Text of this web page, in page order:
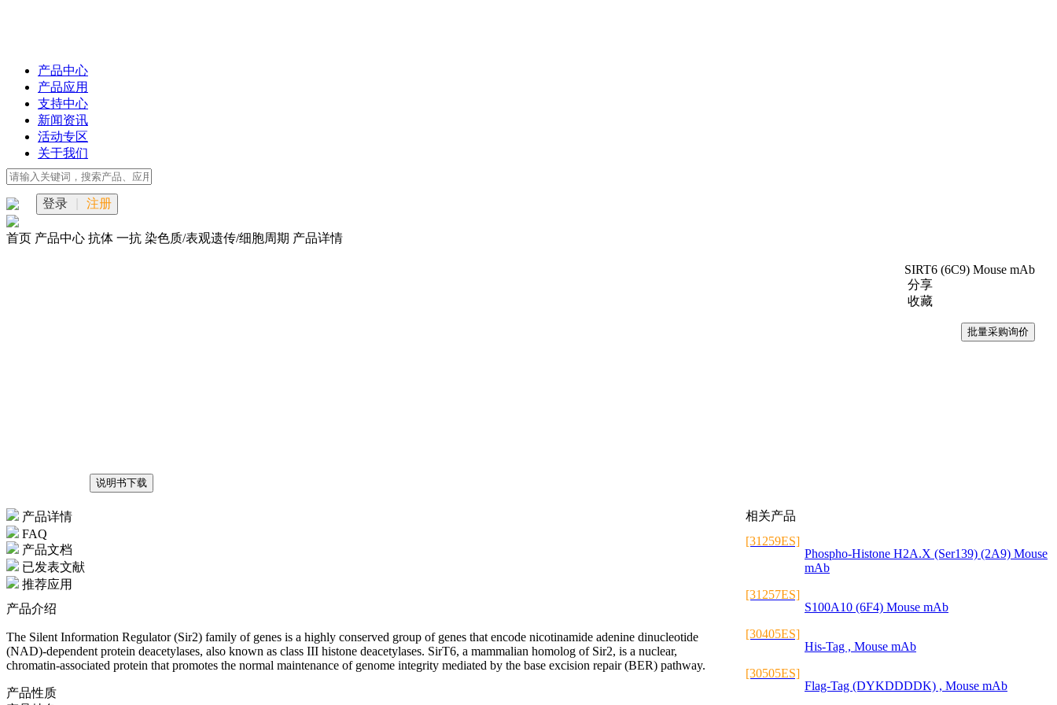
产品中心
产品应用
支持中心
新闻资讯
活动专区
关于我们
登录 注册
首页 产品中心 抗体 一抗 染色质/表观遗传/细胞周期 产品详情
说明书下载
SIRT6 (6C9) Mouse mAb
分享
收藏
批量采购询价
产品详情
FAQ
产品文档
已发表文献
推荐应用
产品介绍
The Silent Information Regulator (Sir2) family of genes is a highly conserved group of genes that encode nicotinamide adenine dinucleotide
(NAD)-dependent protein deacetylases, also known as class III histone deacetylases. SirT6, a mammalian homolog of Sir2, is a nuclear,
chromatin-associated protein that promotes the normal maintenance of genome integrity mediated by the base excision repair (BER) pathway.
产品性质
相关产品
[31259ES]
Phospho-Histone H2A.X (Ser139) (2A9) Mouse
mAb
[31257ES]
S100A10 (6F4) Mouse mAb
[30405ES]
His-Tag , Mouse mAb
[30505ES]
Flag-Tag (DYKDDDDK) , Mouse mAb